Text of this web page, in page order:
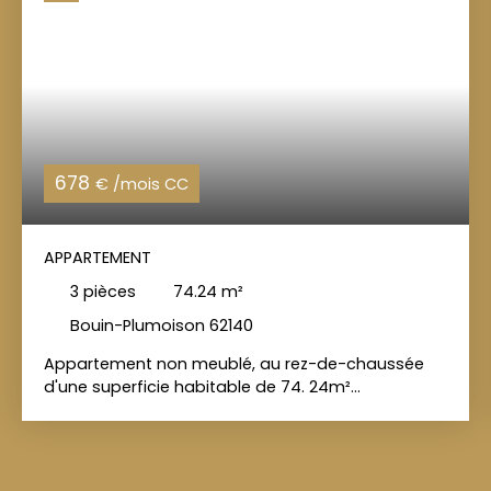
678 € /mois CC
APPARTEMENT
3 pièces 74.24 m²
Bouin-Plumoison 62140
Appartement non meublé, au rez-de-chaussée
d'une superficie habitable de 74. 24m²